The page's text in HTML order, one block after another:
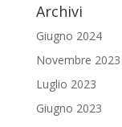
Archivi
Giugno 2024
Novembre 2023
Luglio 2023
Giugno 2023